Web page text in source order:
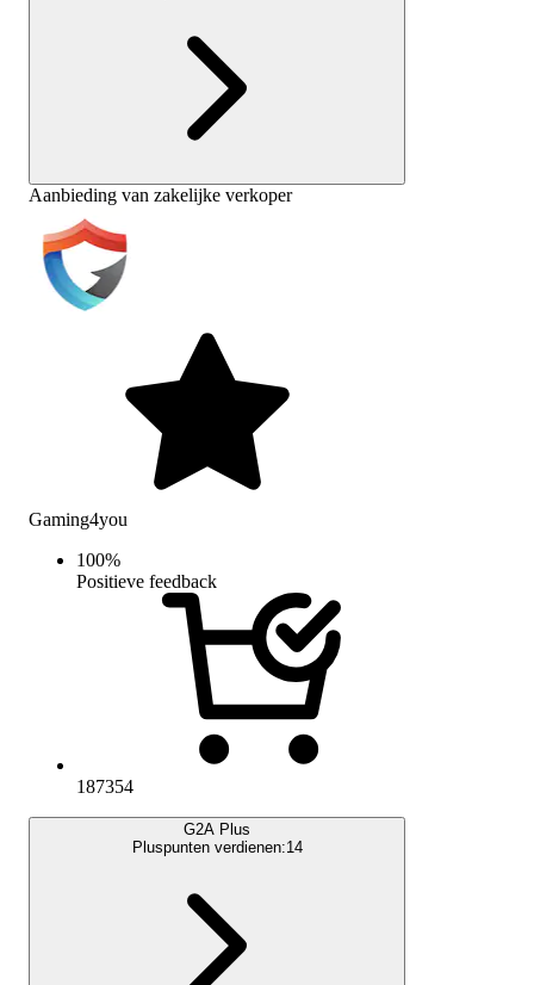
Aanbieding van zakelijke verkoper
Gaming4you
100%
Positieve feedback
187354
G2A Plus
Pluspunten verdienen:14